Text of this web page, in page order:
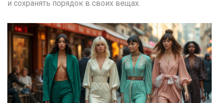
и сохранять порядок в своих вещах.